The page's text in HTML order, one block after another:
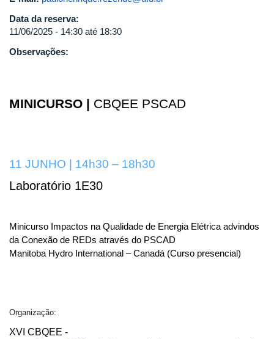
Data da reserva:
11/06/2025 - 14:30 até 18:30
Observações:
MINICURSO | CBQEE PSCAD
11 JUNHO | 14h30 – 18h30
Laboratório 1E30
Minicurso Impactos na Qualidade de Energia Elétrica advindos
da Conexão de REDs através do PSCAD
Manitoba Hydro International – Canadá (Curso presencial)
Organização:
XVI CBQEE -